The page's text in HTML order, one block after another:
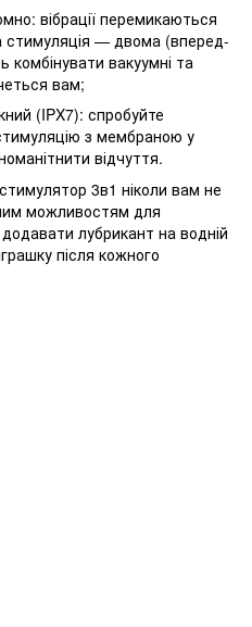
вібрації перемикаються
стимуляція — двома (вперед-
вакуумні та
вам;
(IPX7): спробуйте
з мембраною у
відчуття.
3в1 ніколи вам не
можливостям для
лубрикант на водній
після кожного